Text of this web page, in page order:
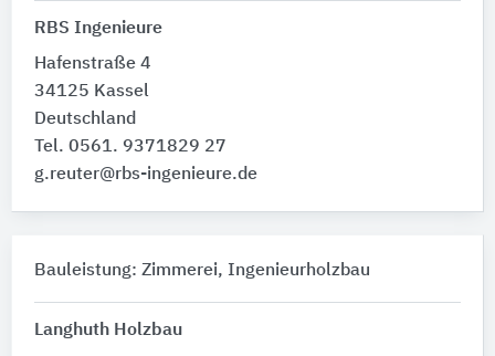
RBS Ingenieure
Hafenstraße 4
34125 Kassel
Deutschland
Tel. 0561. 9371829 27
g.reuter@rbs-ingenieure.de
Bauleistung: Zimmerei, Ingenieurholzbau
Langhuth Holzbau